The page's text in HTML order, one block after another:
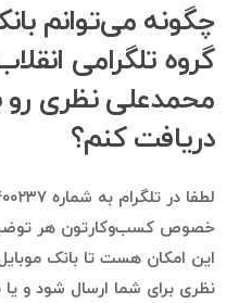
چگونه می‌توانم
گروه تلگرامی
محمدعلی نظری
دریافت کنم؟
خصوص کسب‌وکارتون هر
این امکان هست تا بانک
نظری برای شما ارسال شود و